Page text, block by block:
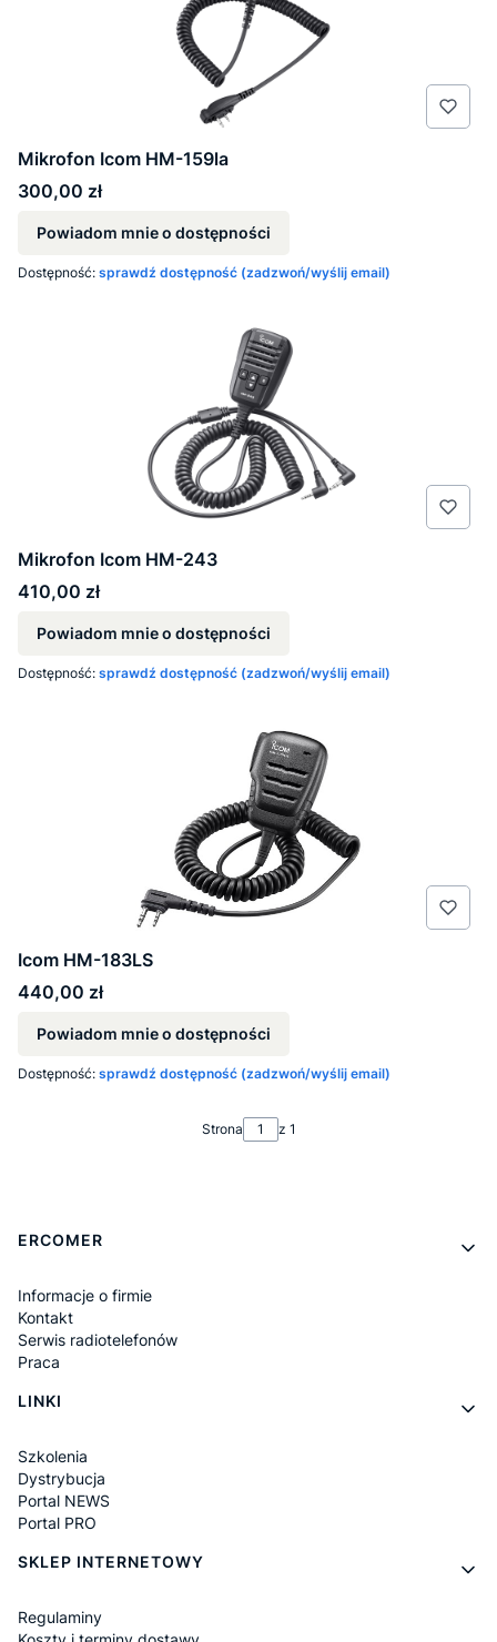
Mikrofon Icom HM-159la
Cena
300,00 zł
Powiadom mnie o dostępności
Dostępność: sprawdź dostępność (zadzwoń/wyślij email)
Mikrofon Icom HM-243
Cena
410,00 zł
Powiadom mnie o dostępności
Dostępność: sprawdź dostępność (zadzwoń/wyślij email)
Icom HM-183LS
Cena
440,00 zł
Powiadom mnie o dostępności
Dostępność: sprawdź dostępność (zadzwoń/wyślij email)
Strona z 1
Linki w stopce
ERCOMER
Informacje o firmie
Kontakt
Serwis radiotelefonów
Praca
LINKI
Szkolenia
Dystrybucja
Portal NEWS
Portal PRO
SKLEP INTERNETOWY
Regulaminy